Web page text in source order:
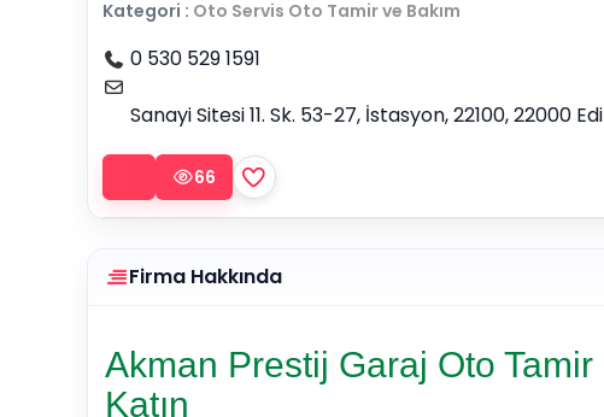
Kategori : Oto Servis Oto Tamir ve Bakım
0 530 529 1591
Sanayi Sitesi 11. Sk. 53-27, İstasyon, 22100, 22000
66
Firma Hakkında
Akman Prestij Garaj Oto Tamir
Katın